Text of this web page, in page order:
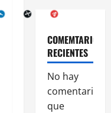
COMEMTARIOS
RECIENTES
No hay
comentarios
que